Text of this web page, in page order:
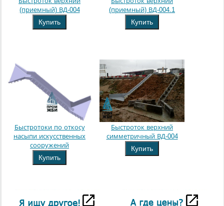
(приемный) ВД-004
Купить
(приемный) ВД-004.1
Купить
Быстротоки по откосу
насыпи искусственных
сооружений
Купить
Быстроток верхний
симметричный ВД-004
Купить